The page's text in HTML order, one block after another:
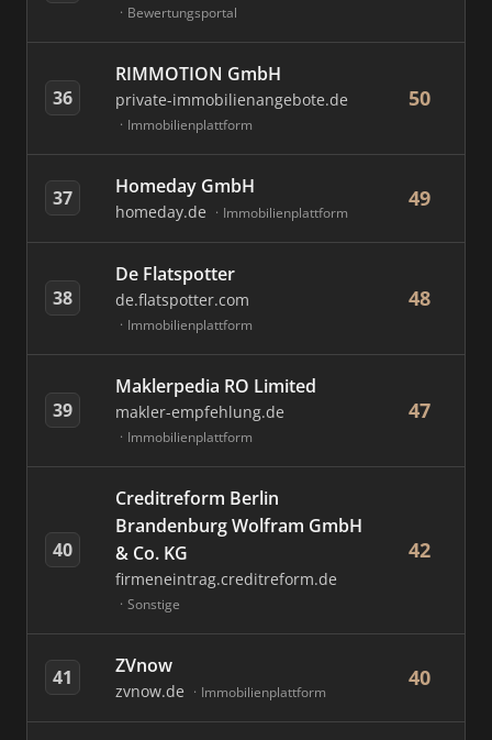
Bewertungsportal
36
RIMMOTION GmbH
private-immobilienangebote.de
Immobilienplattform
50
37 Homeday GmbH
homeday.de Immobilienplattform
49
38
De Flatspotter
de.flatspotter.com
Immobilienplattform
48
39
Maklerpedia RO Limited
makler-empfehlung.de
Immobilienplattform
47
40
Creditreform Berlin
Brandenburg Wolfram GmbH
& Co. KG
firmeneintrag.creditreform.de
Sonstige
42
41 ZVnow
zvnow.de Immobilienplattform
40